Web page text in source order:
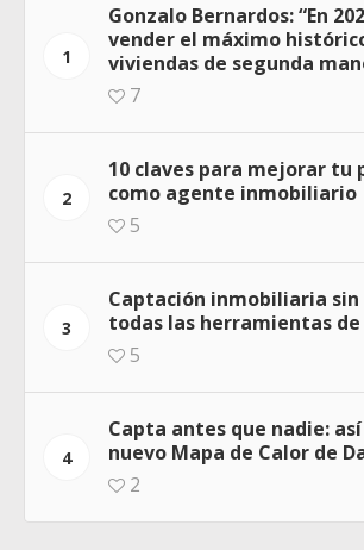
1
Gonzalo Bernardos: “En
vender el máximo
viviendas de segunda
7
2
10 claves para mejorar tu
como agente inmobiliario
5
3
Captación inmobiliaria
todas las herramientas de
5
4
Capta antes que nadie:
nuevo Mapa de Calor de
2